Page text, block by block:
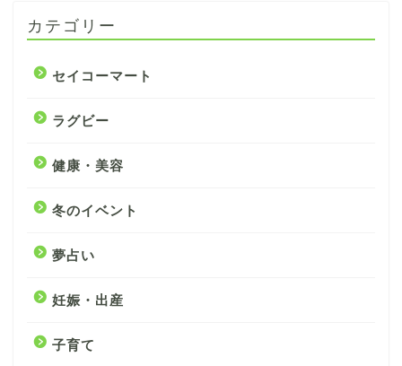
カテゴリー
セイコーマート
ラグビー
健康・美容
冬のイベント
夢占い
妊娠・出産
子育て